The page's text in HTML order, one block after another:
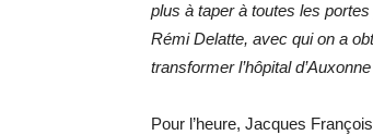
plus à taper à toutes les
Rémi Delatte, avec qui on a
transformer l’hôpital
Pour l’heure, Jacques